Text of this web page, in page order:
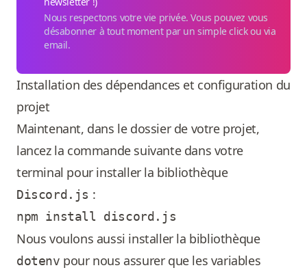
Nous respectons votre vie privée. Vous pouvez vous
désabonner à tout moment par un simple click ou via
email.
Installation des dépendances et configuration du
projet
Maintenant, dans le dossier de votre projet,
lancez la commande suivante dans votre
terminal pour installer la bibliothèque
Discord.js :
Nous voulons aussi installer la bibliothèque
dotenv pour nous assurer que les variables